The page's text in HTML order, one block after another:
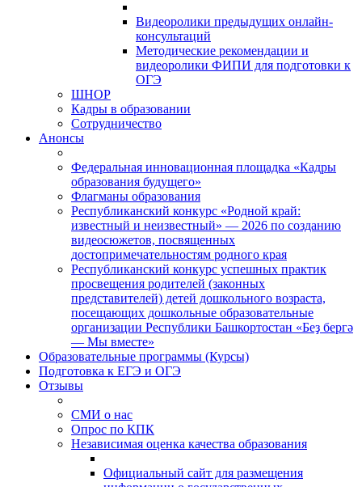
Видеоролики предыдущих онлайн-
консультаций
Методические рекомендации и
видеоролики ФИПИ для подготовки к
ОГЭ
ШНОР
Кадры в образовании
Сотрудничество
Анонсы
Федеральная инновационная площадка «Кадры
образования будущего»
Флагманы образования
Республиканский конкурс «Родной край:
известный и неизвестный» — 2026 по созданию
видеосюжетов, посвященных
достопримечательностям родного края
Республиканский конкурс успешных практик
просвещения родителей (законных
представителей) детей дошкольного возраста,
посещающих дошкольные образовательные
организации Республики Башкортостан «Беҙ бергә
— Мы вместе»
Образовательные программы (Курсы)
Подготовка к ЕГЭ и ОГЭ
Отзывы
СМИ о нас
Опрос по КПК
Независимая оценка качества образования
Официальный сайт для размещения